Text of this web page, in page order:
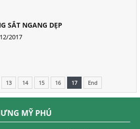
SẮT NGANG DẸP
2017
13 14 15 16 17 End
MỸ PHÚ